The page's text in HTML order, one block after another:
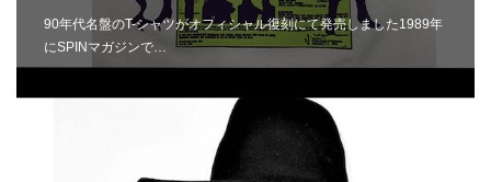
90年代名盤のT-シャツがオフィシャル復刻にて発売しました1989年
にSPINマガジンで…